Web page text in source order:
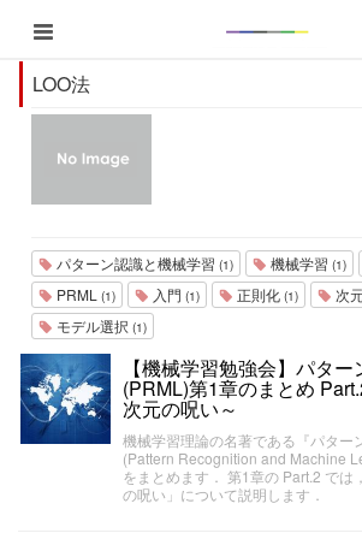
LOO法
パターン認識と機械学習 (1) 機械学習 (1)
PRML (1) 入門 (1) 正則化 (1) 次
モデル選択 (1)
【機械学習勉強会】パタ
(PRML)第1章のまとめ
次元の呪い～
機械学習理論の名著である『パター
(Pattern Recognition and Machine
をまとめます． 第1章の Part.2 では
の呪い」について説明します．